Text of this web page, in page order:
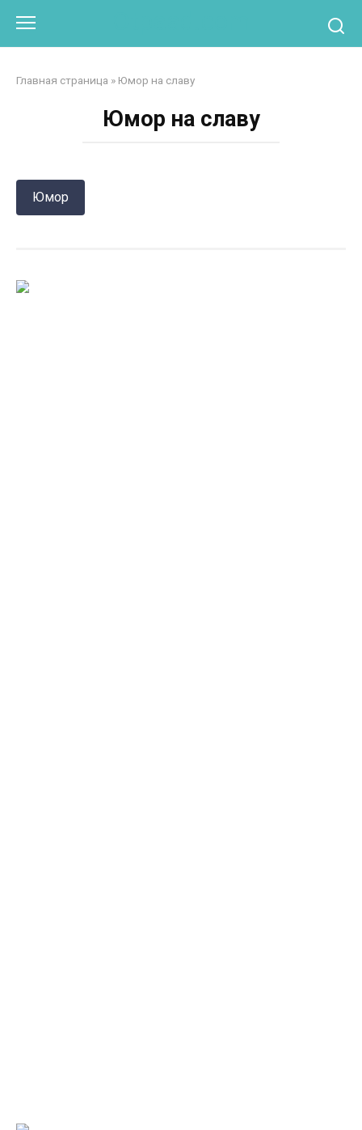
контенту
Главная страница » Юмор на славу
Юмор на славу
Юмор